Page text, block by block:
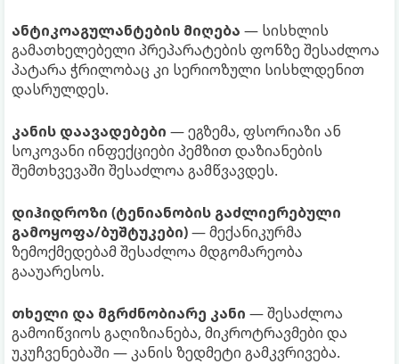
ანტიკოაგულანტების მიღება — სისხლის
გამათხელებელი პრეპარატების ფონზე შესაძლოა
პატარა ჭრილობაც კი სერიოზული სისხლდენით
დასრულდეს.
კანის დაავადებები — ეგზემა, ფსორიაზი ან
სოკოვანი ინფექციები პემზით დაზიანების
შემთხვევაში შესაძლოა გამწვავდეს.
დიჰიდროზი (ტენიანობის გაძლიერებული
გამოყოფა/ბუშტუკები)— მექანიკურმა
ზემოქმედებამ შესაძლოა მდგომარეობა
გააუარესოს.
თხელი და მგრძნობიარე კანი — შესაძლოა
გამოიწვიოს გაღიზიანება, მიკროტრავმები და
უკუჩვენებაში — კანის ზედმეტი გამკვრივება.